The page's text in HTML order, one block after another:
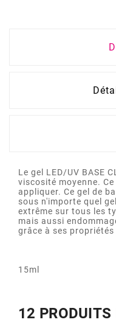
Le gel LED/UV BASE
viscosité moyenne.
appliquer. Ce gel de
sous n'importe quel
extrême sur tous les
mais aussi
grâce à ses
15ml
12